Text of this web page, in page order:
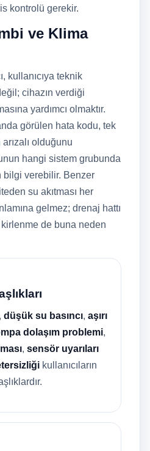
kontrolü gerekir.
ve Klima
kullanıcıya teknik
cihazın verdiği
yardımcı olmaktır.
görülen hata kodu, tek
olduğunu
hangi sistem grubunda
bilgi verebilir. Benzer
su akıtması her
gelmez; drenaj hattı
kirlenme de buna neden
, düşük su basıncı, aşırı
dolaşım problemi,
, sensör uyarıları
kullanıcıların